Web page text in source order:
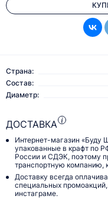
Страна:
Состав:
Диаметр:
ДОСТАВКА
Интернет-магазин «Буду
упакованные в крафт по
России и СДЭК, поэтому
транспортную компанию,
Доставку всегда
специальных
инстаграме.